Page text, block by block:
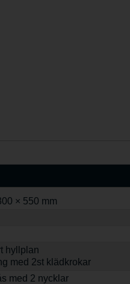
× 550 mm
hyllplan
med 2st klädkrokar
med 2 nycklar